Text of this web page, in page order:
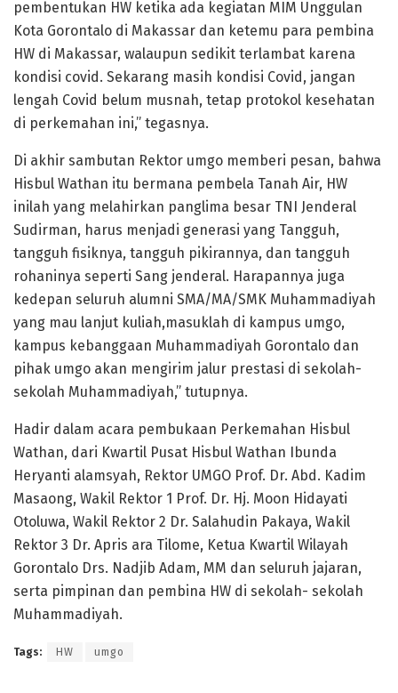
pembentukan HW ketika ada kegiatan MIM Unggulan
Kota Gorontalo di Makassar dan ketemu para pembina
HW di Makassar, walaupun sedikit terlambat karena
kondisi covid. Sekarang masih kondisi Covid, jangan
lengah Covid belum musnah, tetap protokol kesehatan
di perkemahan ini,” tegasnya.
Di akhir sambutan Rektor umgo memberi pesan, bahwa
Hisbul Wathan itu bermana pembela Tanah Air, HW
inilah yang melahirkan panglima besar TNI Jenderal
Sudirman, harus menjadi generasi yang Tangguh,
tangguh fisiknya, tangguh pikirannya, dan tangguh
rohaninya seperti Sang jenderal. Harapannya juga
kedepan seluruh alumni SMA/MA/SMK Muhammadiyah
yang mau lanjut kuliah,masuklah di kampus umgo,
kampus kebanggaan Muhammadiyah Gorontalo dan
pihak umgo akan mengirim jalur prestasi di sekolah-
sekolah Muhammadiyah,” tutupnya.
Hadir dalam acara pembukaan Perkemahan Hisbul
Wathan, dari Kwartil Pusat Hisbul Wathan Ibunda
Heryanti alamsyah, Rektor UMGO Prof. Dr. Abd. Kadim
Masaong, Wakil Rektor 1 Prof. Dr. Hj. Moon Hidayati
Otoluwa, Wakil Rektor 2 Dr. Salahudin Pakaya, Wakil
Rektor 3 Dr. Apris ara Tilome, Ketua Kwartil Wilayah
Gorontalo Drs. Nadjib Adam, MM dan seluruh jajaran,
serta pimpinan dan pembina HW di sekolah- sekolah
Muhammadiyah.
Tags: HW umgo